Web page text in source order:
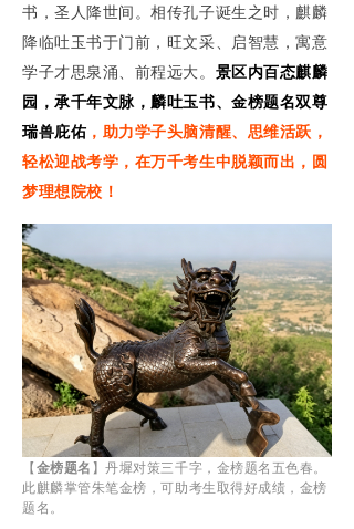
民族风情园
书，圣人降世间。相传孔子诞生之时，麒麟
降临吐玉书于门前，旺文采、启智慧，寓意
学子才思泉涌、前程远大。 景区内百态麒麟
园，承千年文脉，麟吐玉书、金榜题名双尊
瑞兽庇佑 ，助力学子头脑清醒、思维活跃，
轻松迎战考学，在万千考生中脱颖而出，圆
梦理想院校！
【金榜题名】丹墀对策三千字，金榜题名五色春。
此麒麟掌管朱笔金榜，可助考生取得好成绩，金榜
题名。